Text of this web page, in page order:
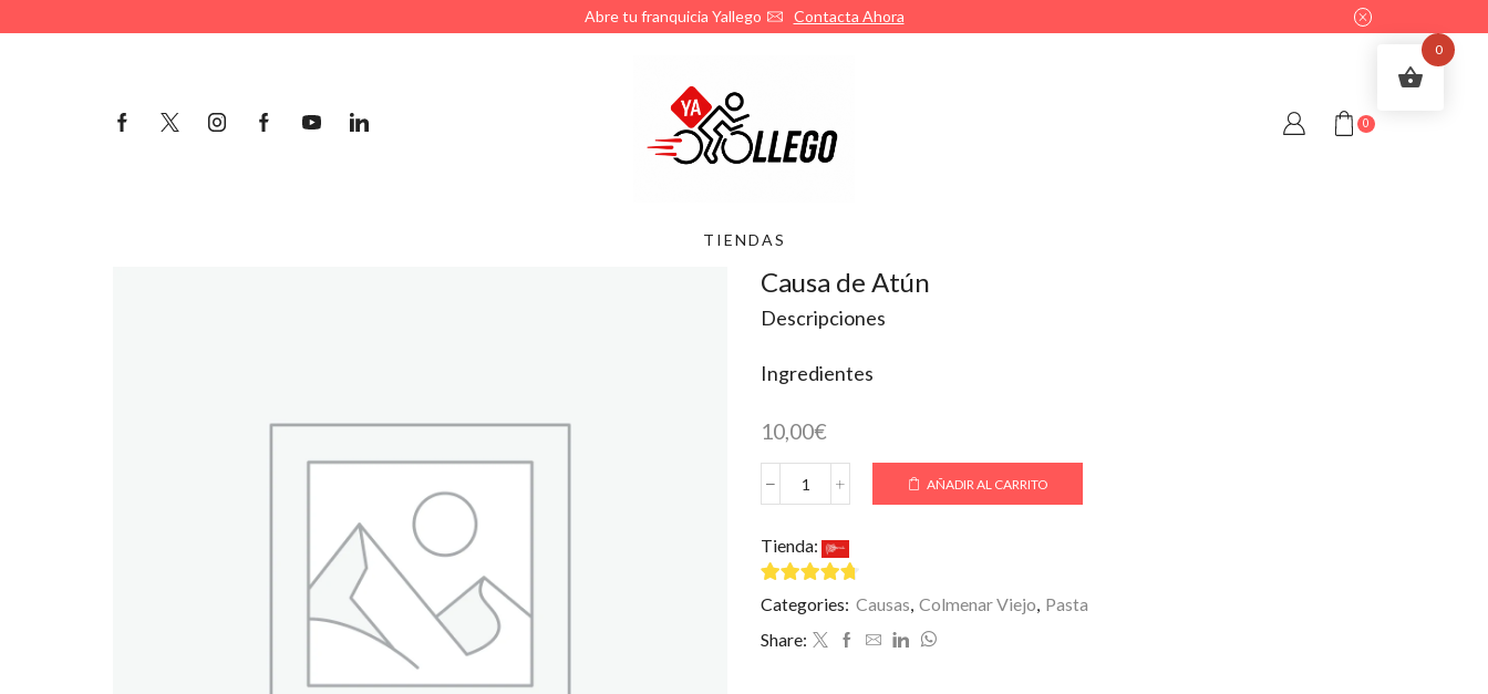
Abre tu franquicia Yallego Contacta Ahora
0
TIENDAS
Causa de Atún
Descripciones
Ingredientes
10,00€
Causa
Atún
cantidad
AÑADIR AL CARRITO
Tienda:
4.5 de 5
Categories: Causas, Colmenar Viejo, Pasta
Share:
0